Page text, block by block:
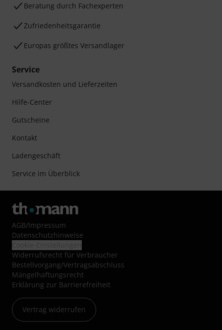
Beratung durch Fachexperten
Zufriedenheitsgarantie
Europas größtes Versandlager
Service
Versandkosten und Lieferzeiten
Hilfe-Center
Gutscheine
Kontakt
Ladengeschäft
Service im Überblick
AGB/Impressum
Datenschutzhinweise
Widerrufsrecht für Verbraucher
Bestellvorgang/Vertragsabschluss
Mängelhaftungsrecht
Erklärung zur Barrierefreiheit
Vertrag widerrufen